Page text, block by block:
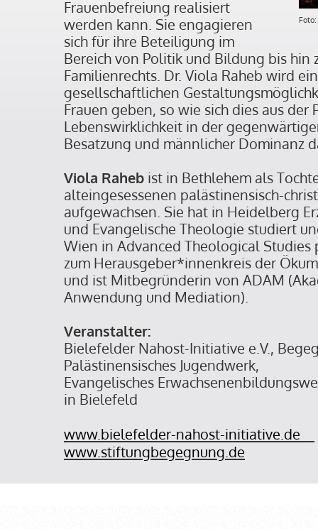
Frauenbefreiung realisiert
werden kann. Sie engagieren
sich für ihre Beteiligung im
Bereich von Politik und Bildung bis hin
Familienrechts. Dr. Viola Raheb wird
gesellschaftlichen
Frauen geben, so wie sich dies aus der
Lebenswirklichkeit in der
Besatzung und männlicher Dominanz
Viola Raheb ist in Bethlehem als
alteingesessenen palästinensisch-
aufgewachsen. Sie hat in Heidelberg
und Evangelische Theologie studiert
Wien in Advanced Theological
zum Herausgeber*innenkreis der
und ist Mitbegründerin von ADAM
Anwendung und Mediation).
Veranstalter:
Bielefelder Nahost-Initiative e.V.,
Palästinensisches Jugendwerk,
Evangelisches
in Bielefeld
www.bielefelder-nahost-initiative.de
www.stiftungbegegnung.de